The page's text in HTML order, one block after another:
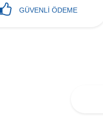
GÜVENLİ ÖDEME